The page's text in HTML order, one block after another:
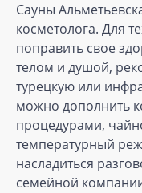
Сауны
косметолога. Для
поправить свое
телом и душой,
турецкую или
можно дополнить
процедурами,
температурный
насладиться
семейной